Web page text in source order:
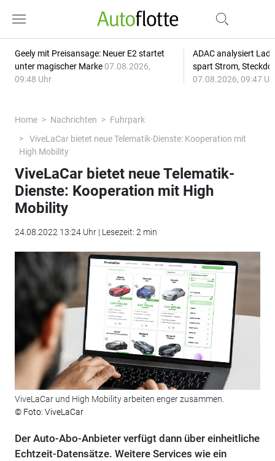
Geely mit Preisansage: Neuer E2 startet
unter magischer Marke 07.08.2026,
09:48 Uhr
ADAC analysiert
spart Strom,
07.08.2026, 09:47
Home Nachrichten
Fuhrpark
ViveLaCar bietet neue Telematik-Dienste: Kooperation mit
High Mobility
ViveLaCar bietet neue Telematik-
Dienste: Kooperation mit High
Mobility
24.08.2022 13:24 Uhr | Lesezeit: 2 min
ViveLaCar und High Mobility arbeiten enger zusammen.
© Foto: ViveLaCar
Der Auto-Abo-Anbieter verfügt dann über einheitliche
Echtzeit-Datensätze. Weitere Services wie ein